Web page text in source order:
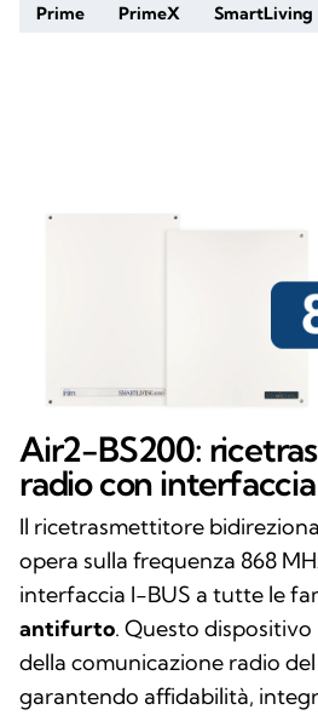
Prime
PrimeX SmartLiving
Air2-BS200:
radio con
Il ricetrasmettitore
opera sulla frequenza 868
interfaccia I-BUS a tutte le
antifurto. Questo
della comunicazione radio
garantendo affidabilità,